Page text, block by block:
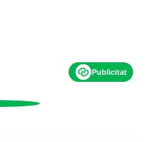
Publicitat